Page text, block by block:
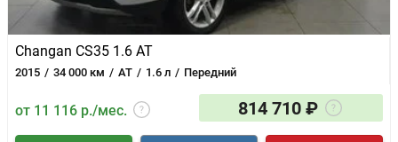
Changan CS35 1.6 AT
2015 34 000 км AT 1.6 л Передний
от 11 116 р./мес. 814 710 ₽